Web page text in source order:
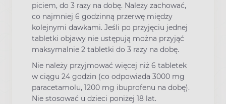
piciem, do 3 razy na dobę. Należy zachować,
co najmniej 6 godzinną przerwę między
kolejnymi dawkami. Jeśli po przyjęciu jednej
tabletki objawy nie ustępują można przyjąć
maksymalnie 2 tabletki do 3 razy na dobę.
Nie należy przyjmować więcej niż 6 tabletek
w ciągu 24 godzin (co odpowiada 3000 mg
paracetamolu, 1200 mg ibuprofenu na dobę).
Nie stosować u dzieci poniżej 18 lat.